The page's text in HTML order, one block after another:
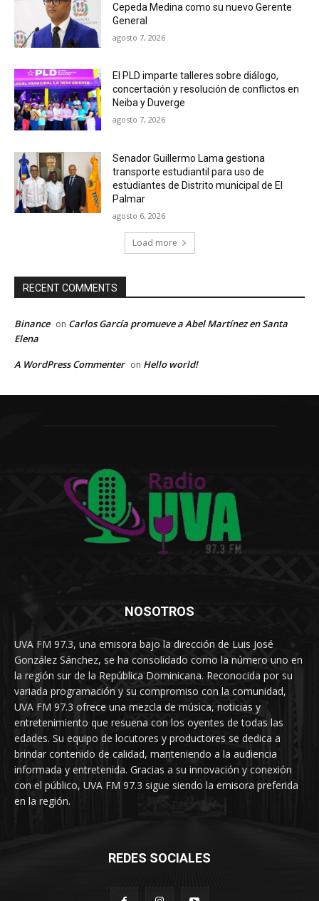
Cepeda Medina como su nuevo Gerente
General
agosto 7, 2026
El PLD imparte talleres sobre diálogo,
concertación y resolución de conflictos en
Neiba y Duverge
agosto 7, 2026
Senador Guillermo Lama gestiona
transporte estudiantil para uso de
estudiantes de Distrito municipal de El
Palmar
agosto 6, 2026
Load more
RECENT COMMENTS
Binance on Carlos García promueve a Abel Martínez en Santa
Elena
A WordPress Commenter on Hello world!
NOSOTROS
UVA FM 97.3, una emisora bajo la dirección de Luis José
González Sánchez, se ha consolidado como la número uno en
la región sur de la República Dominicana. Reconocida por su
variada programación y su compromiso con la comunidad,
UVA FM 97.3 ofrece una mezcla de música, noticias y
entretenimiento que resuena con los oyentes de todas las
edades. Su equipo de locutores y productores se dedica a
brindar contenido de calidad, manteniendo a la audiencia
informada y entretenida. Gracias a su innovación y conexión
con el público, UVA FM 97.3 sigue siendo la emisora preferida
en la región.
REDES SOCIALES